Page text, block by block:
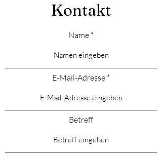
Kontakt
Name
E-Mail-Adresse
Betreff